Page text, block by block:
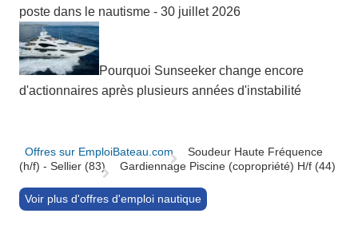
poste dans le nautisme - 30 juillet 2026
Pourquoi Sunseeker change encore
d'actionnaires après plusieurs années d'instabilité
Offres sur EmploiBateau.com
Soudeur Haute Fréquence
(h/f) - Sellier (83)
Gardiennage Piscine (copropriété) H/f (44)
Voir plus d'offres d'emploi nautique